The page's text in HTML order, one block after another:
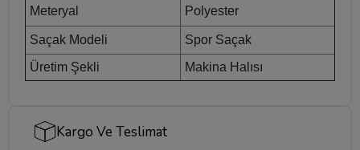
Meteryal Polyester
Saçak Modeli
Spor Saçak
Üretim Şekli
Makina Halısı
Kargo Ve Teslimat